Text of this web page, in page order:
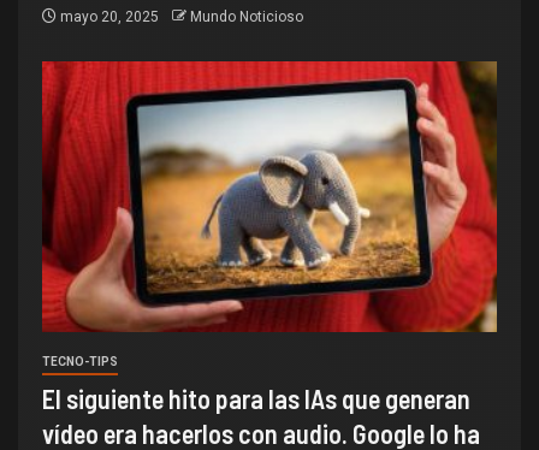
mayo 20, 2025 Mundo Noticioso
TECNO-TIPS
El siguiente hito para las IAs que generan
vídeo era hacerlos con audio. Google lo ha